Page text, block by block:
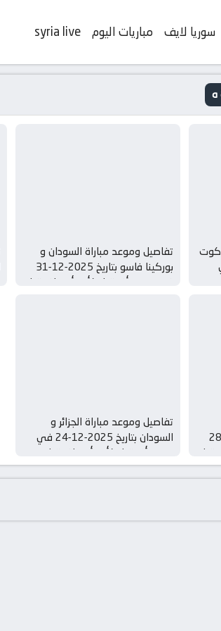
سوريا لايف مباريات اليوم syria live
ه
كوت
في
تفاصيل وموعد مباراة السودان و
بوركينا فاسو بتاريخ 2025-12-31
في دوري أفريقيا, كأس أمم إفريقيا –
بوركينا فاسو بتاريخ 2025-12-28
–
تفاصيل وموعد مباراة الجزائر و
السودان بتاريخ 2025-12-24 في
دوري أفريقيا, كأس أمم إفريقيا –
المجموعة ه